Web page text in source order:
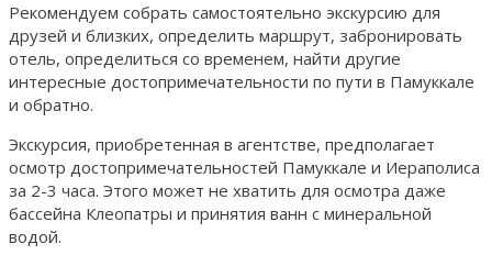
Рекомендуем собрать самостоятельно экскурсию для
друзей и близких, определить маршрут, забронировать
отель, определиться со временем, найти другие
интересные достопримечательности по пути в Памуккале
и обратно.
Экскурсия, приобретенная в агентстве, предполагает
осмотр достопримечательностей Памуккале и Иераполиса
за 2-3 часа. Этого может не хватить для осмотра даже
бассейна Клеопатры и принятия ванн с минеральной
водой.